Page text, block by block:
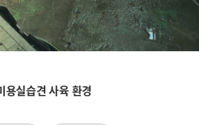
용실습견 사육 환경